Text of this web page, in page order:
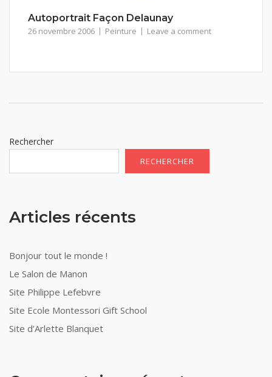
Autoportrait Façon Delaunay
26 novembre 2006 Peinture Leave a comment
Rechercher
RECHERCHER
Articles récents
Bonjour tout le monde !
Le Salon de Manon
Site Philippe Lefebvre
Site Ecole Montessori Gift School
Site d’Arlette Blanquet